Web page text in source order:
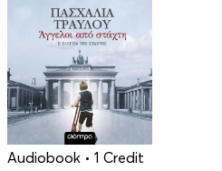
Audiobook • 1 Credit